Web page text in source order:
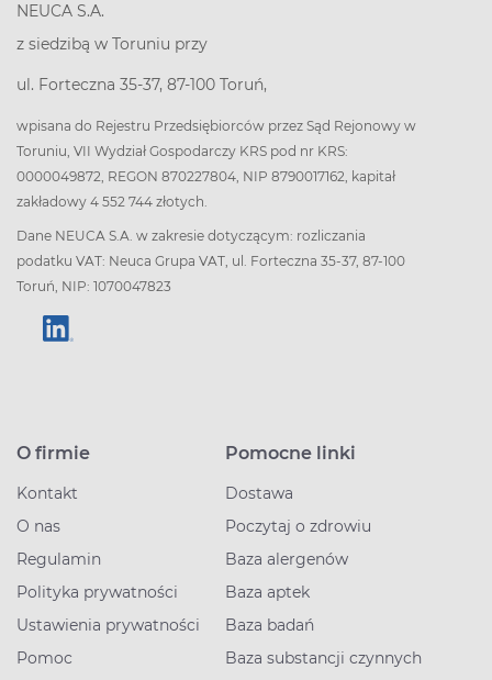
NEUCA S.A.
z siedzibą w Toruniu przy
ul. Forteczna 35-37, 87-100 Toruń,
wpisana do Rejestru Przedsiębiorców przez Sąd Rejonowy w
Toruniu, VII Wydział Gospodarczy KRS pod nr KRS:
0000049872, REGON 870227804, NIP 8790017162, kapitał
zakładowy 4 552 744 złotych.
Dane NEUCA S.A. w zakresie dotyczącym: rozliczania
podatku VAT: Neuca Grupa VAT, ul. Forteczna 35-37, 87-100
Toruń, NIP: 1070047823
O firmie
Kontakt
O nas
Regulamin
Polityka prywatności
Ustawienia prywatności
Pomoc
Pomocne linki
Dostawa
Poczytaj o zdrowiu
Baza alergenów
Baza aptek
Baza badań
Baza substancji czynnych